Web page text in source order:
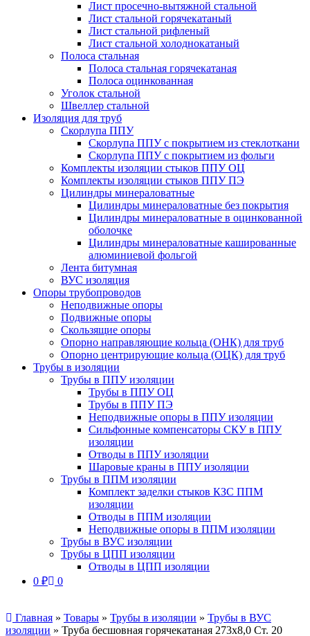
Лист просечно-вытяжной стальной
Лист стальной горячекатаный
Лист стальной рифленый
Лист стальной холоднокатаный
Полоса стальная
Полоса стальная горячекатаная
Полоса оцинкованная
Уголок стальной
Швеллер стальной
Изоляция для труб
Скорлупа ППУ
Скорлупа ППУ с покрытием из стеклоткани
Скорлупа ППУ с покрытием из фольги
Комплекты изоляции стыков ППУ ОЦ
Комплекты изоляции стыков ППУ ПЭ
Цилиндры минераловатные
Цилиндры минераловатные без покрытия
Цилиндры минераловатные в оцинкованной
оболочке
Цилиндры минераловатные кашированные
алюминиевой фольгой
Лента битумная
ВУС изоляция
Опоры трубопроводов
Неподвижные опоры
Подвижные опоры
Скользящие опоры
Опорно направляющие кольца (ОНК) для труб
Опорно центрирующие кольца (ОЦК) для труб
Трубы в изоляции
Трубы в ППУ изоляции
Трубы в ППУ ОЦ
Трубы в ППУ ПЭ
Неподвижные опоры в ППУ изоляции
Сильфонные компенсаторы СКУ в ППУ
изоляции
Отводы в ППУ изоляции
Шаровые краны в ППУ изоляции
Трубы в ППМ изоляции
Комплект заделки стыков КЗС ППМ
изоляции
Отводы в ППМ изоляции
Неподвижные опоры в ППМ изоляции
Трубы в ВУС изоляции
Трубы в ЦПП изоляции
Отводы в ЦПП изоляции
0 ₽ 0
Главная » Товары » Трубы в изоляции » Трубы в ВУС
изоляции » Труба бесшовная горячекатаная 273х8,0 Ст. 20